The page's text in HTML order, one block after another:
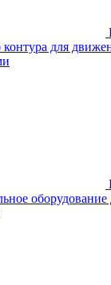
для
оборудование